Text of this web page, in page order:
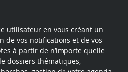
utilisateur en vous créant un
de vos notifications et de vos
à partir de n’importe quelle
dossiers thématiques,